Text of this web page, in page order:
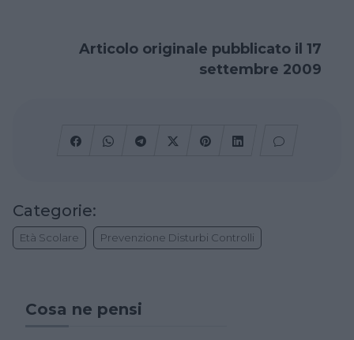
Articolo originale pubblicato il 17
settembre 2009
Categorie:
Età Scolare Prevenzione Disturbi Controlli
Cosa ne pensi